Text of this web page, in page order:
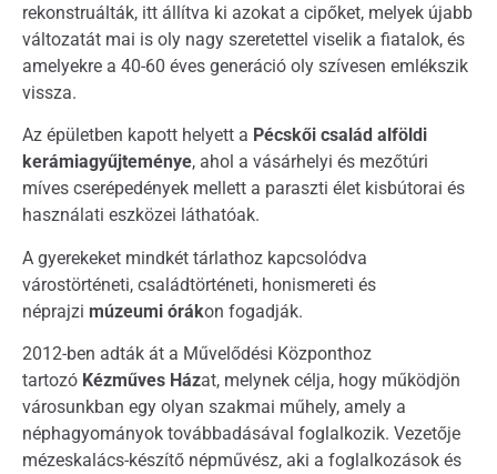
rekonstruálták, itt állítva ki azokat a cipőket, melyek újabb
változatát mai is oly nagy szeretettel viselik a fiatalok, és
amelyekre a 40-60 éves generáció oly szívesen emlékszik
vissza.
Az épületben kapott helyett a Pécskői család alföldi
kerámiagyűjteménye, ahol a vásárhelyi és mezőtúri
míves cserépedények mellett a paraszti élet kisbútorai és
használati eszközei láthatóak.
A gyerekeket mindkét tárlathoz kapcsolódva
várostörténeti, családtörténeti, honismereti és
néprajzi múzeumi órákon fogadják.
2012-ben adták át a Művelődési Központhoz
tartozó Kézműves Házat, melynek célja, hogy működjön
városunkban egy olyan szakmai műhely, amely a
néphagyományok továbbadásával foglalkozik. Vezetője
mézeskalács-készítő népművész, aki a foglalkozások és